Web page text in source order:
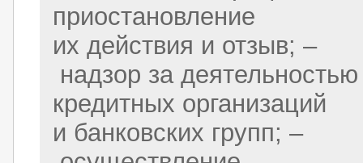
приостановление
их действия и отзыв; –
надзор за деятельностью
кредитных организаций
и банковских групп; –